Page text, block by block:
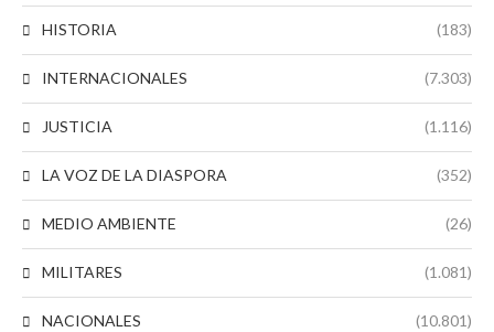
HISTORIA (183)
INTERNACIONALES (7.303)
JUSTICIA (1.116)
LA VOZ DE LA DIASPORA (352)
MEDIO AMBIENTE (26)
MILITARES (1.081)
NACIONALES (10.801)